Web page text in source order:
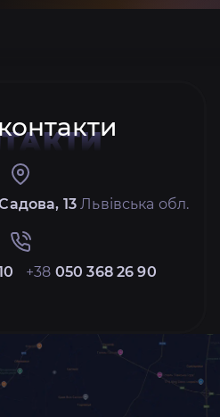
13 Львівська обл.
+38 050 368 26 90